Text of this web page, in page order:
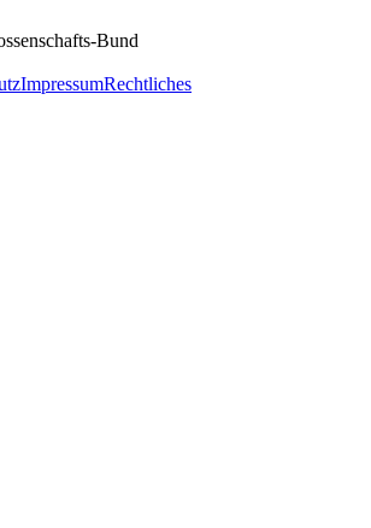
Bund
ImpressumRechtliches